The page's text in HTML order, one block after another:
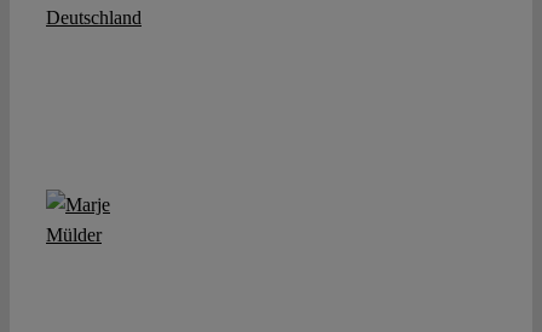
Deutschland